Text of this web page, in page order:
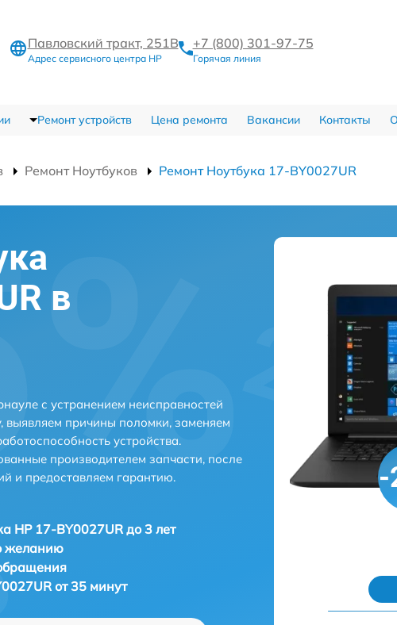
Павловский тракт, 251В
Адрес сервисного центра HP
+7 (800) 301-97-75
Горячая линия
Ремонт устройств Цена ремонта Вакансии Контакты
Ремонт Ноутбуков Ремонт Ноутбука 17-BY0027UR
в
с устранением неисправностей
причины поломки, заменяем
устройства.
производителем запчасти, после
и предоставляем гарантию.
HP 17-BY0027UR до 3 лет
желанию
от 35 минут
-